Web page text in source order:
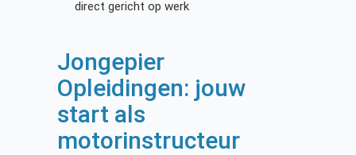
direct gericht op werk
Jongepier
Opleidingen: jouw
start als
motorinstructeur